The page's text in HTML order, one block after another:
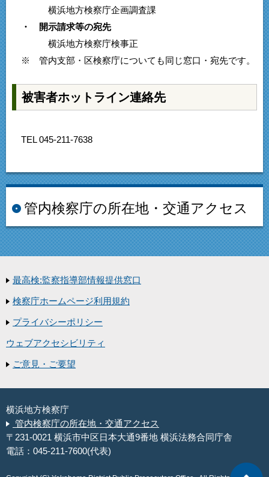
横浜地方検察庁企画調査課
・ 開示請求等の宛先
横浜地方検察庁検事正
※ 管内支部・区検察庁についても同じ窓口・宛先です。
被害者ホットライン連絡先
TEL 045-211-7638
管内検察庁の所在地・交通アクセス
最高検:監察指導部情報提供窓口
検察庁ホームページ利用規約
プライバシーポリシー
ウェブアクセシビリティ
ご意見・ご要望
横浜地方検察庁
管内検察庁の所在地・交通アクセス
〒231-0021 横浜市中区日本大通9番地 横浜法務合同庁舎
電話：045-211-7600(代表)